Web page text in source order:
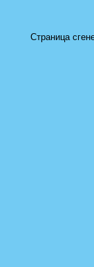
Страница